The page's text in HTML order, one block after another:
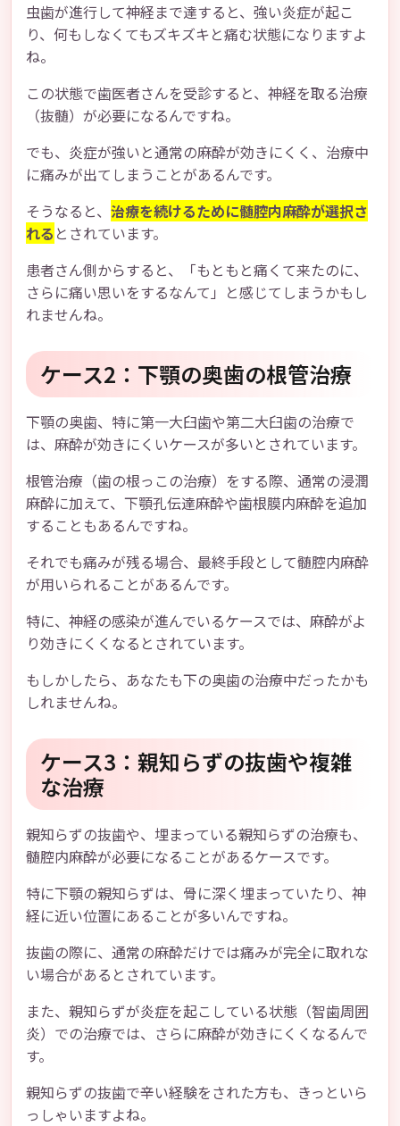
虫歯が進行して神経まで達すると、強い炎症が起こ
り、何もしなくてもズキズキと痛む状態になりますよ
ね。
この状態で歯医者さんを受診すると、神経を取る治療
（抜髄）が必要になるんですね。
でも、炎症が強いと通常の麻酔が効きにくく、治療中
に痛みが出てしまうことがあるんです。
そうなると、 治療を続けるために髄腔内麻酔が選択さ
れる とされています。
患者さん側からすると、「もともと痛くて来たのに、
さらに痛い思いをするなんて」と感じてしまうかもし
れませんね。
ケース2：下顎の奥歯の根管治療
下顎の奥歯、特に第一大臼歯や第二大臼歯の治療で
は、麻酔が効きにくいケースが多いとされています。
根管治療（歯の根っこの治療）をする際、通常の浸潤
麻酔に加えて、下顎孔伝達麻酔や歯根膜内麻酔を追加
することもあるんですね。
それでも痛みが残る場合、最終手段として髄腔内麻酔
が用いられることがあるんです。
特に、神経の感染が進んでいるケースでは、麻酔がよ
り効きにくくなるとされています。
もしかしたら、あなたも下の奥歯の治療中だったかも
しれませんね。
ケース3：親知らずの抜歯や複雑
な治療
親知らずの抜歯や、埋まっている親知らずの治療も、
髄腔内麻酔が必要になることがあるケースです。
特に下顎の親知らずは、骨に深く埋まっていたり、神
経に近い位置にあることが多いんですね。
抜歯の際に、通常の麻酔だけでは痛みが完全に取れな
い場合があるとされています。
また、親知らずが炎症を起こしている状態（智歯周囲
炎）での治療では、さらに麻酔が効きにくくなるんで
す。
親知らずの抜歯で辛い経験をされた方も、きっといら
っしゃいますよね。